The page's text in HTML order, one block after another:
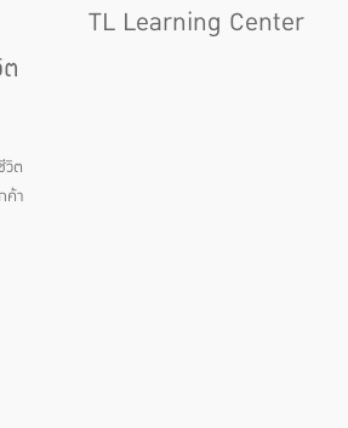
วิต
ค้า
TL Learning Center